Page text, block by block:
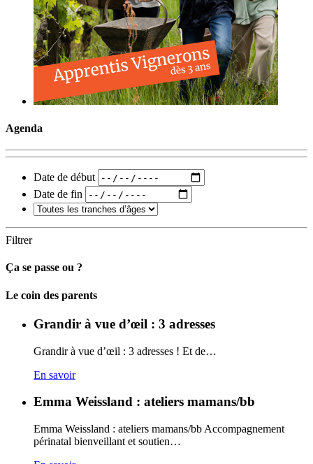
Agenda
Date de début
Date de fin
Filtrer
Ça se passe ou ?
Carto
Le coin des parents
Grandir à vue d’œil : 3 adresses
Grandir à vue d’œil : 3 adresses ! Et de…
En savoir
Emma Weissland : ateliers mamans/bb
Emma Weissland : ateliers mamans/bb Accompagnement
périnatal bienveillant et soutien…